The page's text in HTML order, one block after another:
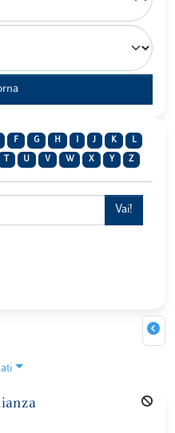
F G H J K L
U V W X Y Z